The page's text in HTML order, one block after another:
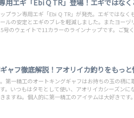
用エギ「Ebi Q TR」登場！エギではな
プラン専用エギ「Ebi Q TR」が発売。エギではなく
ルの安定とエギのブレを軽減しました。またヨー
号のウェイトで11カラーのラインナップです。ご覧く
ャフ徹底解説！アオリイカ釣りをもっ
第一精工のオートキングギャフはお持ちの玉の柄
。いつもはタモとして使い、アオリイカシーズン
ますね。個人的に第一精工のアイテムは大好きです。